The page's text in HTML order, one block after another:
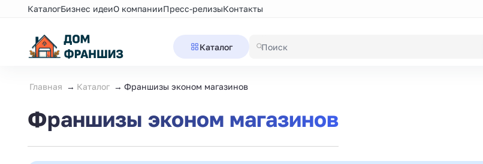
КаталогБизнес идеиО компанииПресс-релизыКонтакты
Каталог
Главная Каталог Франшизы эконом магазинов
Франшизы эконом магазинов